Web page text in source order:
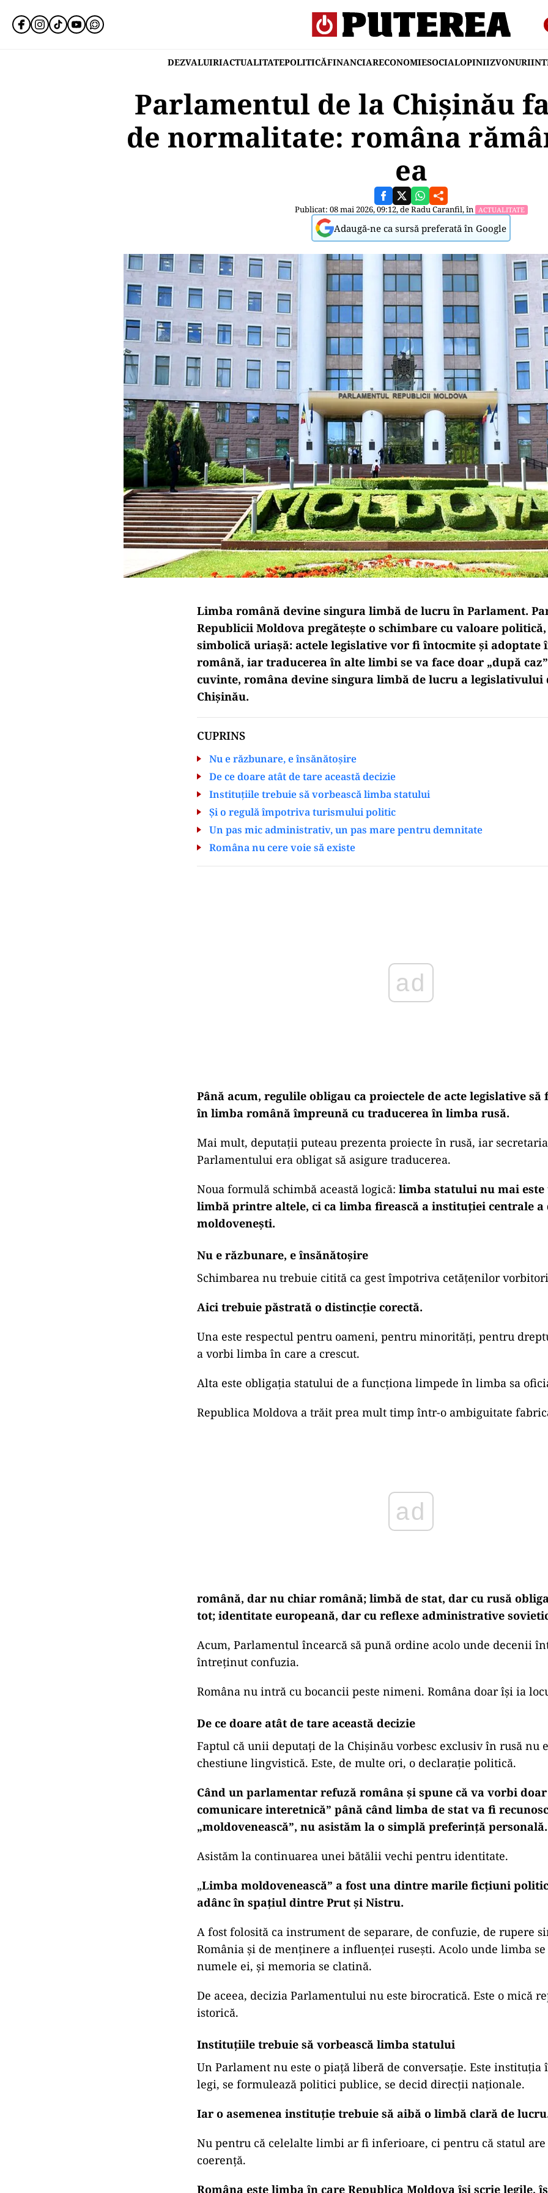
DEZVALUIRIACTUALITATEPOLITICĂFINANCIARECONOMIESOCIALOPINIIZVONURI
Parlamentul de la Chișinău
de normalitate: româna
ea
Publicat: 08 mai 2026, 09:12, deRadu Caranfil, în ACTUALITATE
Adaugă-ne ca sursă preferată în Google
Limba română devine singura limbă de lucru în Parlament.
Republicii Moldova pregătește o schimbare cu valoare
simbolică uriașă: actele legislative vor fi întocmite și adoptate
română, iar traducerea în alte limbi se va face doar „după
cuvinte, româna devine singura limbă de lucru a legislativului
Chișinău.
CUPRINS
Nu e răzbunare, e însănătoșire
De ce doare atât de tare această decizie
Instituțiile trebuie să vorbească limba statului
Și o regulă împotriva turismului politic
Un pas mic administrativ, un pas mare pentru demnitate
Româna nu cere voie să existe
ad
Până acum, regulile obligau ca proiectele de acte legislative să
în limba română împreună cu traducerea în limba rusă.
Mai mult, deputații puteau prezenta proiecte în rusă, iar
Parlamentului era obligat să asigure traducerea.
Noua formulă schimbă această logică: limba statului nu mai este
limbă printre altele, ci ca limba firească a instituției centrale a
moldovenești.
Nu e răzbunare, e însănătoșire
Schimbarea nu trebuie citită ca gest împotriva cetățenilor
Aici trebuie păstrată o distincție corectă.
Una este respectul pentru oameni, pentru minorități, pentru
a vorbi limba în care a crescut.
Alta este obligația statului de a funcționa limpede în limba sa
Republica Moldova a trăit prea mult timp într-o ambiguitate
ad
română, dar nu chiar română; limbă de stat, dar cu rusă
tot; identitate europeană, dar cu reflexe administrative
Acum, Parlamentul încearcă să pună ordine acolo unde decenii
întreținut confuzia.
Româna nu intră cu bocancii peste nimeni. Româna doar își ia
De ce doare atât de tare această decizie
Faptul că unii deputați de la Chișinău vorbesc exclusiv în rusă nu
chestiune lingvistică. Este, de multe ori, o declarație politică.
Când un parlamentar refuză româna și spune că va vorbi
comunicare interetnică” până când limba de stat va fi
„moldovenească”, nu asistăm la o simplă preferință personală.
Asistăm la continuarea unei bătălii vechi pentru identitate.
„Limba moldovenească” a fost una dintre marile ficțiuni
adânc în spațiul dintre Prut și Nistru.
A fost folosită ca instrument de separare, de confuzie, de rupere
România și de menținere a influenței rusești. Acolo unde limba se
numele ei, și memoria se clatină.
De aceea, decizia Parlamentului nu este birocratică. Este o mică
istorică.
Instituțiile trebuie să vorbească limba statului
Un Parlament nu este o piață liberă de conversație. Este instituția
legi, se formulează politici publice, se decid direcții naționale.
Iar o asemenea instituție trebuie să aibă o limbă clară de
Nu pentru că celelalte limbi ar fi inferioare, ci pentru că statul are
coerență.
Româna este limba în care Republica Moldova își scrie legile,